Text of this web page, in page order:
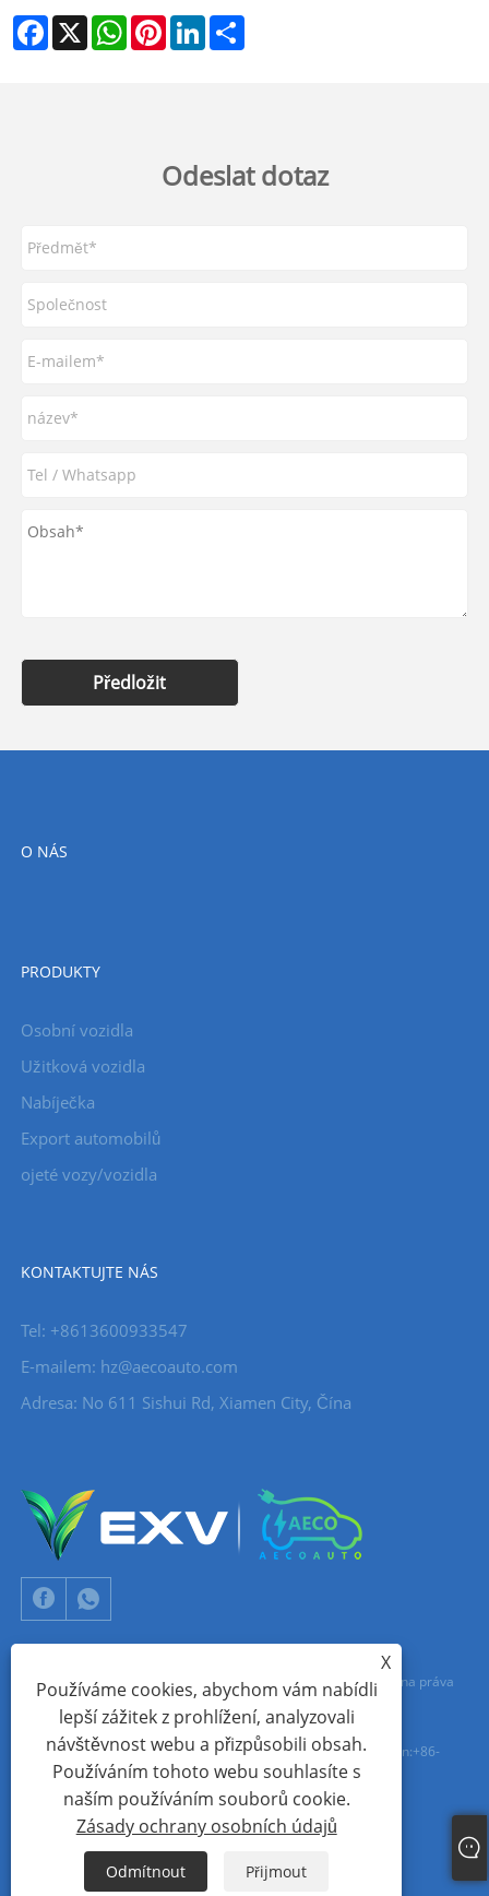
Facebook
X WhatsAppPinterestLinkedIn
Odeslat dotaz
Předložit
O NÁS
PRODUKTY
Osobní vozidla
Užitková vozidla
Nabíječka
Export automobilů
ojeté vozy/vozidla
KONTAKTUJTE NÁS
Tel: +8613600933547
E-mailem: hz@aecoauto.com
Adresa: No 611 Sishui Rd, Xiamen City, Čína
Copyright © 2024 Xiamen Aecoauto Technology Co., Ltd. Všechna práva
vyhrazena.
TECHNICKÁ PODPORA WEBOVÝCH STRÁNEK:SÍŤ TIANYUjack Lin:+86-
Sitemap RSS
XML
Zásady ochrany osobních údajů
X
Používáme cookies, abychom vám nabídli
lepší zážitek z prohlížení, analyzovali
návštěvnost webu a přizpůsobili obsah.
Používáním tohoto webu souhlasíte s
naším používáním souborů cookie.
Zásady ochrany osobních údajů
Odmítnout Přijmout